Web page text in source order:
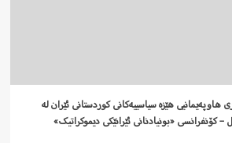
هاوپەیمانیی هێزە سیاسییەکانی کوردستانی ئێران لە
کۆنفرانسی «بونیادنانی ئێرانێکی دیموکراتیک»